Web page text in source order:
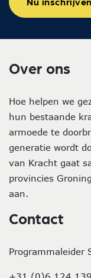
Over ons
Hoe helpen we
hun bestaande
armoede te
generatie wordt
van Kracht gaat
provincies
aan.
Contact
Programmaleider